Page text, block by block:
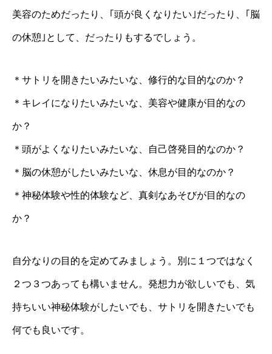
美容のためだったり、｢頭が良くなりたい｣だったり、｢脳
の休憩｣として、だったりもするでしょう。
＊サトリを開きたいみたいな、修行的な目的なのか？
＊キレイになりたいみたいな、美容や健康が目的なの
か？
＊頭がよくなりたいみたいな、自己啓発目的なのか？
＊脳の休憩がしたいみたいな、休息が目的なのか？
＊神秘体験や性的体験など、真剣なあそびが目的なの
か？
自分なりの目的を定めてみましょう。別に１つではなく
２つ３つあっても構いません。発想力が欲しいでも、気
持ちいい神秘体験がしたいでも、サトリを開きたいでも
何でも良いです。